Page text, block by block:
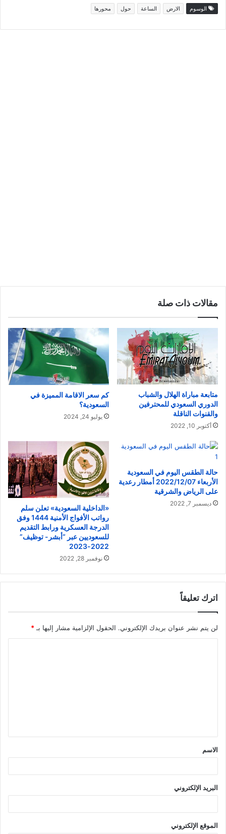
الوسوم الارض الساعة حول محورها
مقالات ذات صلة
متابعة مباراة الهلال والشباب
الدوري السعودي للمحترفين
والقنوات الناقلة
أكتوبر 10, 2022
كم سعر الاقامة المميزة في
السعودية؟
يوليو 24, 2024
حالة الطقس اليوم في السعودية
الأربعاء 2022/12/07 أمطار رعدية
على الرياض والشرقية
ديسمبر 7, 2022
«الداخلية السعودية» تعلن سلم
رواتب الأفواج الأمنية 1444 وفق
الدرجة العسكرية ورابط التقديم
للسعوديين عبر “أبشر- توظيف”
2022-2023
نوفمبر 28, 2022
اترك تعليقاً
لن يتم نشر عنوان بريدك الإلكتروني. الحقول الإلزامية مشار إليها بـ *
ق
*
الاسم
البريد الإلكتروني
الموقع الإلكتروني